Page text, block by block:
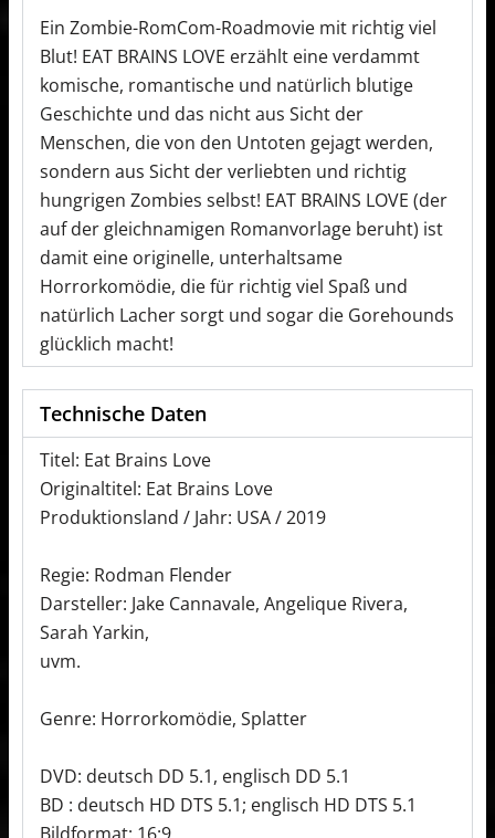
Ein Zombie-RomCom-Roadmovie mit richtig viel
Blut! EAT BRAINS LOVE erzählt eine verdammt
komische, romantische und natürlich blutige
Geschichte und das nicht aus Sicht der
Menschen, die von den Untoten gejagt werden,
sondern aus Sicht der verliebten und richtig
hungrigen Zombies selbst! EAT BRAINS LOVE (der
auf der gleichnamigen Romanvorlage beruht) ist
damit eine originelle, unterhaltsame
Horrorkomödie, die für richtig viel Spaß und
natürlich Lacher sorgt und sogar die Gorehounds
glücklich macht!
Technische Daten
Titel: Eat Brains Love
Originaltitel: Eat Brains Love
Produktionsland / Jahr: USA / 2019
Regie: Rodman Flender
Darsteller: Jake Cannavale, Angelique Rivera,
Sarah Yarkin,
uvm.
Genre: Horrorkomödie, Splatter
DVD: deutsch DD 5.1, englisch DD 5.1
BD : deutsch HD DTS 5.1; englisch HD DTS 5.1